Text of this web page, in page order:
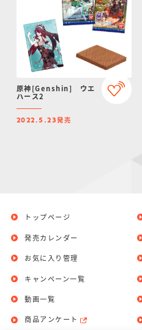
原神[Genshin] ウエ
ハース2
2022.5.23発売
トップページ
発売カレンダー
お気に入り管理
キャンペーン一覧
動画一覧
商品アンケート